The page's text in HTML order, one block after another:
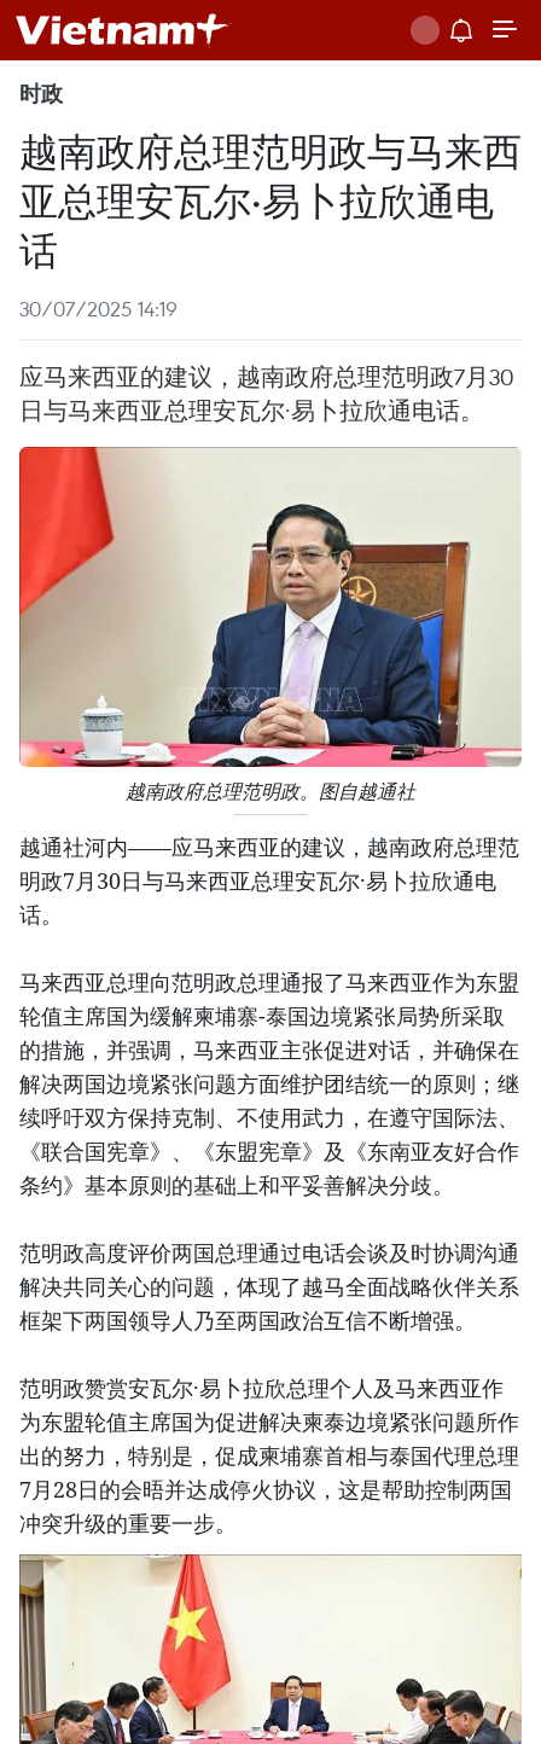
时政
越南政府总理范明政与马来西
亚总理安瓦尔·易卜拉欣通电
话
30/07/2025 14:19
应马来西亚的建议，越南政府总理范明政7月30
日与马来西亚总理安瓦尔·易卜拉欣通电话。
越南政府总理范明政。图自越通社
越通社河内——应马来西亚的建议，越南政府总理范
明政7月30日与马来西亚总理安瓦尔·易卜拉欣通电
话。
马来西亚总理向范明政总理通报了马来西亚作为东盟
轮值主席国为缓解柬埔寨-泰国边境紧张局势所采取
的措施，并强调，马来西亚主张促进对话，并确保在
解决两国边境紧张问题方面维护团结统一的原则；继
续呼吁双方保持克制、不使用武力，在遵守国际法、
《联合国宪章》、《东盟宪章》及《东南亚友好合作
条约》基本原则的基础上和平妥善解决分歧。
范明政高度评价两国总理通过电话会谈及时协调沟通
解决共同关心的问题，体现了越马全面战略伙伴关系
框架下两国领导人乃至两国政治互信不断增强。
范明政赞赏安瓦尔·易卜拉欣总理个人及马来西亚作
为东盟轮值主席国为促进解决柬泰边境紧张问题所作
出的努力，特别是，促成柬埔寨首相与泰国代理总理
7月28日的会晤并达成停火协议，这是帮助控制两国
冲突升级的重要一步。